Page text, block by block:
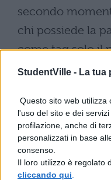
StudentVille - La tua
Questo sito web utilizza
l'uso del sito e dei
profilazione, anche di
personalizzati in base
consenso.
Il loro utilizzo è regolato
cliccando qui
secondo
chi possiede la
come tag solo il
storto il muso
recentemente
cui si attacca
milanese
minorenni.